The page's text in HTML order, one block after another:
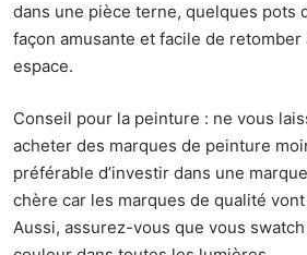
dans une pièce terne, quelques pots
façon amusante et facile de
espace.
Conseil pour la peinture : ne vous
acheter des marques de peinture
préférable d’investir dans une
chère car les marques de qualité
Aussi, assurez-vous que vous